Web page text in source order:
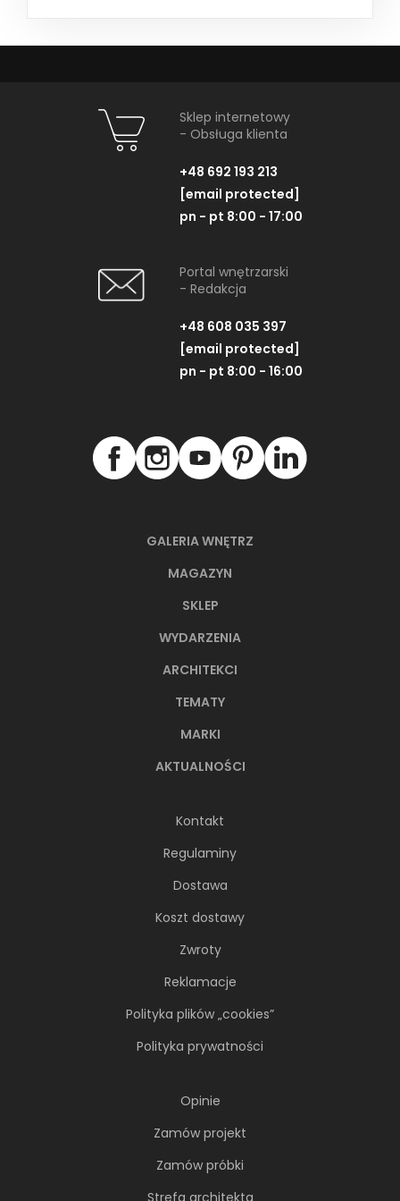
GALERIA WNĘTRZ
MAGAZYN
SKLEP
WYDARZENIA
ARCHITEKCI
TEMATY
MARKI
AKTUALNOŚCI
Kontakt
Regulaminy
Dostawa
Koszt dostawy
Zwroty
Reklamacje
Polityka plików „cookies”
Polityka prywatności
Opinie
Zamów projekt
Zamów próbki
Strefa architekta
Sklep internetowy
- Obsługa klienta
+48 692 193 213
[email protected]
pn - pt 8:00 - 17:00
Portal wnętrzarski
- Redakcja
+48 608 035 397
[email protected]
pn - pt 8:00 - 16:00